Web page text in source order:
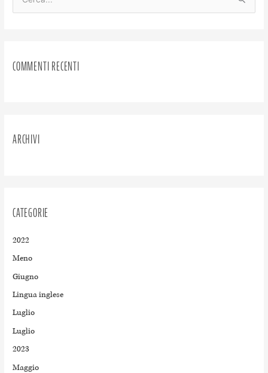
a
COMMENTI RECENTI
ARCHIVI
CATEGORIE
2022
Meno
Giugno
Lingua inglese
Luglio
Luglio
2023
Maggio